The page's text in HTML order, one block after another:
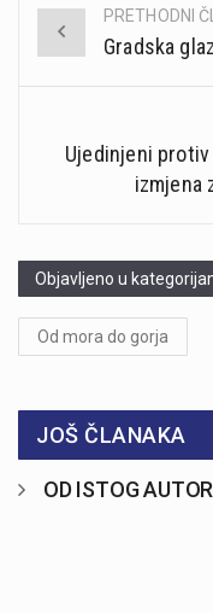
Post
PRETHODNI
Gradska
Ujedinjeni
izmjena
Objavljeno u
Od mora do gorja
JOŠ ČLANAKA
OD ISTOG